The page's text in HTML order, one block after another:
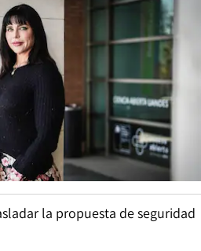
la propuesta de seguridad